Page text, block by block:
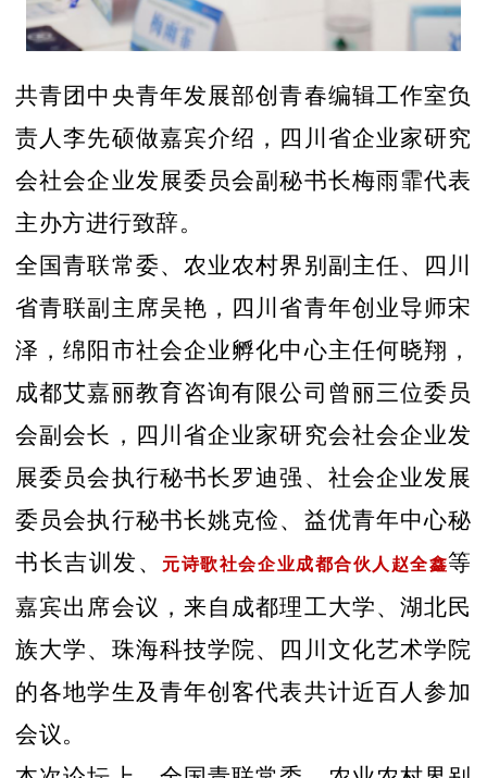
共青团中央青年发展部创青春编辑工作室负
责人李先硕做嘉宾介绍，四川省企业家研究
会社会企业发展委员会副秘书长梅雨霏代表
主办方进行致辞。
全国青联常委、农业农村界别副主任、四川
省青联副主席吴艳，四川省青年创业导师宋
泽，绵阳市社会企业孵化中心主任何晓翔，
成都艾嘉丽教育咨询有限公司曾丽三位委员
会副会长，四川省企业家研究会社会企业发
展委员会执行秘书长罗迪强、社会企业发展
委员会执行秘书长姚克俭、益优青年中心秘
书长吉训发、
元诗歌社会企业成都合伙人赵全鑫等
嘉宾出席会议，来自成都理工大学、湖北民
族大学、珠海科技学院、四川文化艺术学院
的各地学生及青年创客代表共计近百人参加
会议。